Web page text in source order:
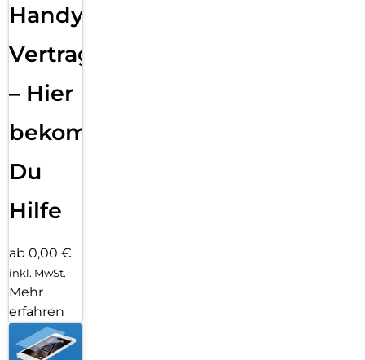
Handy
Vertragsabwicklung
– Hier
bekommst
Du
Hilfe
ab 0,00 €
inkl. MwSt.
Mehr
erfahren